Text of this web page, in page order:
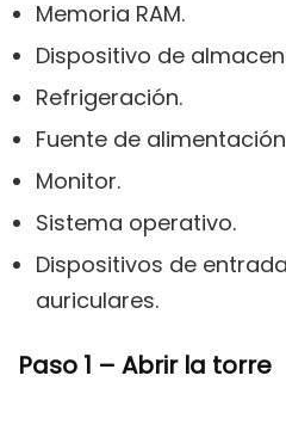
Memoria RAM.
Dispositivo de
Refrigeración.
Fuente de
Monitor.
Sistema operativo.
Dispositivos de
auriculares.
Paso 1 – Abrir la torre